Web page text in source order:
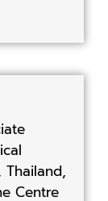
Thailand,
Centre